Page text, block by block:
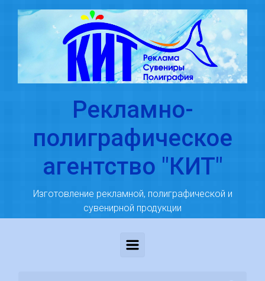
Skip to main content
Рекламно-
полиграфическое
агентство "КИТ"
Изготовление рекламной, полиграфической и
сувенирной продукции